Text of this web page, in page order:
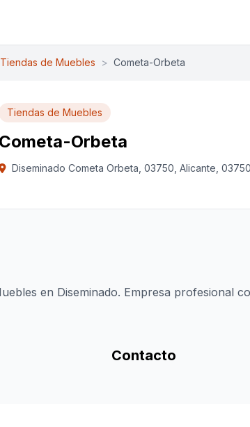
Tiendas de Muebles > Cometa-Orbeta
Tiendas de Muebles
Cometa-Orbeta
Diseminado Cometa Orbeta, 03750, Alicante,
en Diseminado. Empresa profesional
Contacto